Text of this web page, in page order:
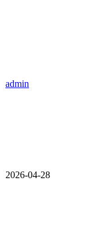
admin
2026-04-28